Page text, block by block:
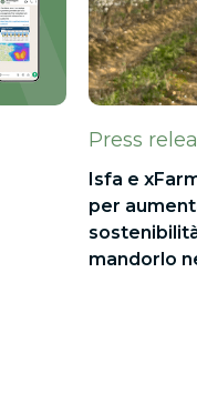
Press
Isfa e
per
mandorlo